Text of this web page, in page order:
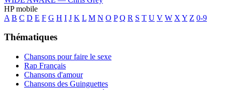
HP mobile
A B C D E F G H I J K L M N O P Q R S T U V W X Y Z 0-9
Thématiques
Chansons pour faire le sexe
Rap Français
Chansons d'amour
Chansons des Guinguettes